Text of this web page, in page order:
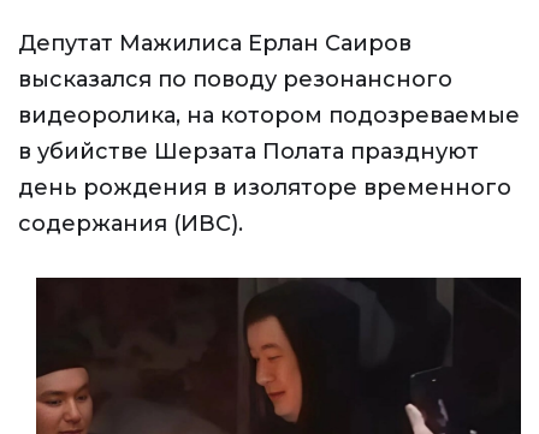
Депутат Мажилиса Ерлан Саиров
высказался по поводу резонансного
видеоролика, на котором подозреваемые
в убийстве Шерзата Полата празднуют
день рождения в изоляторе временного
содержания (ИВС).